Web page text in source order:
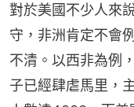
對於美國不少人來
守，非洲肯定不會
不清。以西非為例
子已經肆虐馬里，